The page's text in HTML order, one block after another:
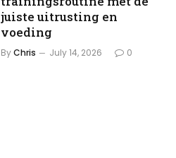
juiste uitrusting en
voeding
ByChris July 14, 2026 0